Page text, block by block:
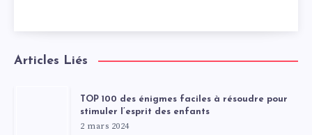
Articles Liés
TOP 100 des énigmes faciles à résoudre pour
stimuler l’esprit des enfants
2 mars 2024